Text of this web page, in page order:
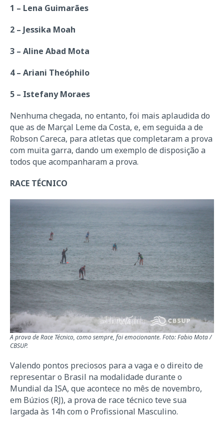
1 – Lena Guimarães
2 – Jessika Moah
3 – Aline Abad Mota
4 – Ariani Theóphilo
5 – Istefany Moraes
Nenhuma chegada, no entanto, foi mais aplaudida do
que as de Marçal Leme da Costa, e, em seguida a de
Robson Careca, para atletas que completaram a prova
com muita garra, dando um exemplo de disposição a
todos que acompanharam a prova.
RACE TÉCNICO
A prova de Race Técnico, como sempre, foi emocionante. Foto: Fabio Mota /
CBSUP.
Valendo pontos preciosos para a vaga e o direito de
representar o Brasil na modalidade durante o
Mundial da ISA, que acontece no mês de novembro,
em Búzios (RJ), a prova de race técnico teve sua
largada às 14h com o Profissional Masculino.